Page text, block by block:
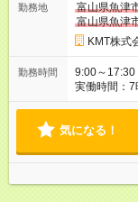
・時間外手
位で支給 ・
間】試用期
採用時と同
勤務地
富山県魚津
富山県魚津
KMT株式
勤務時間
9:00～17:30
実働時間：
気になる！